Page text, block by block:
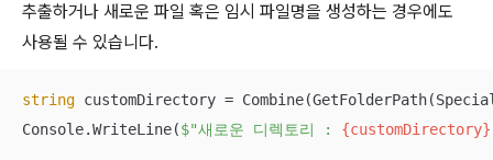
추출하거나 새로운 파일 혹은 임시 파일명을 생성하는 경우에도
사용될 수 있습니다.
string customDirectory =
Console.WriteLine($"새로운 디렉토리 : {customDirectory}